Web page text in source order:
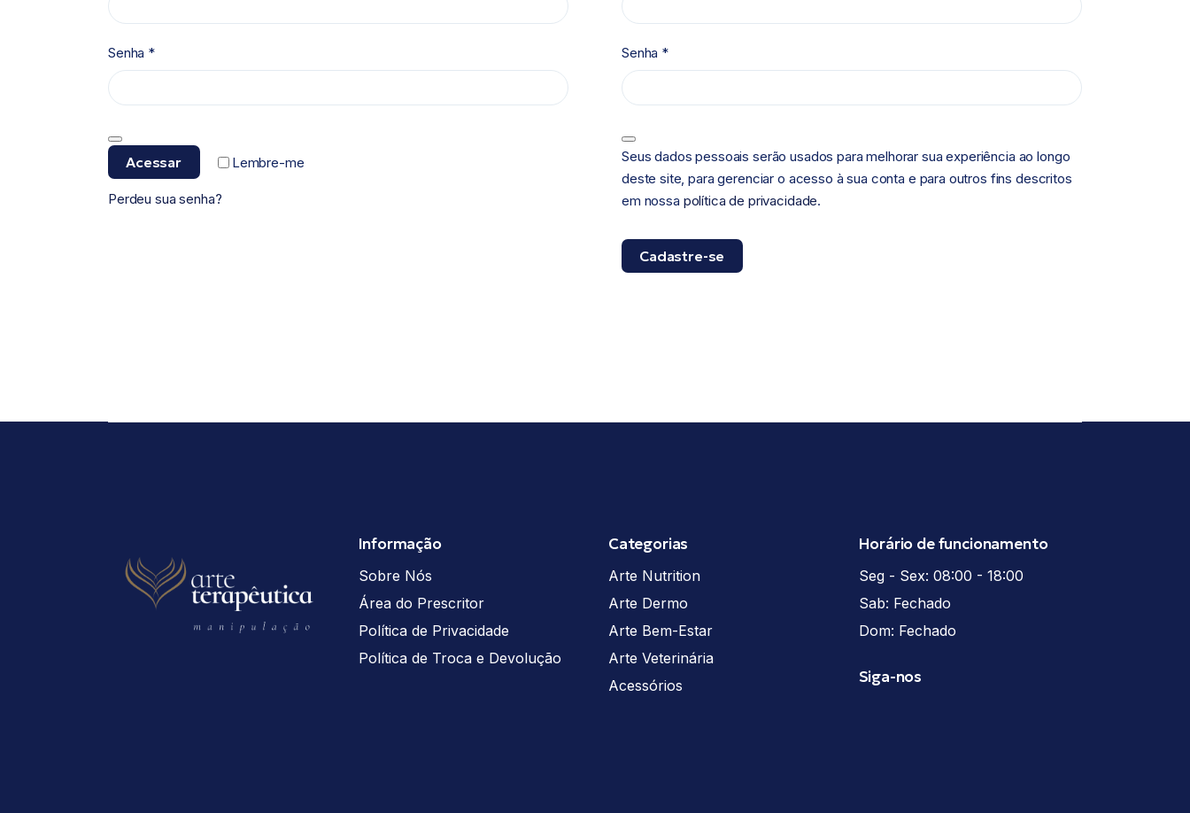
Senha *
Lembre-me
Acessar
Perdeu sua senha?
Senha *
Seus dados pessoais serão usados para melhorar sua experiência ao longo
deste site, para gerenciar o acesso à sua conta e para outros fins descritos
em nossa política de privacidade.
Cadastre-se
Informação
Sobre Nós
Área do Prescritor
Política de Privacidade
Política de Troca e Devolução
Categorias
Arte Nutrition
Arte Dermo
Arte Bem-Estar
Arte Veterinária
Acessórios
Horário de funcionamento
Seg - Sex: 08:00 - 18:00
Sab: Fechado
Dom: Fechado
Siga-nos